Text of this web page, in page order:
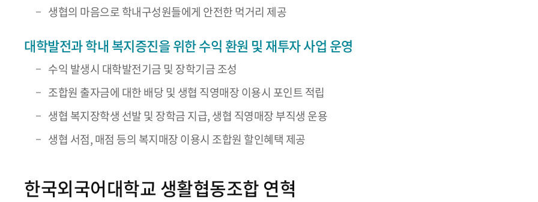
생협의 마음으로 학내구성원들에게 안전한 먹거리 제공
대학발전과 학내 복지증진을 위한 수익 환원 및 재투자 사업 운영
수익 발생시 대학발전기금 및 장학기금 조성
조합원 출자금에 대한 배당 및 생협 직영매장 이용시 포인트 적립
생협 복지장학생 선발 및 장학금 지급, 생협 직영매장 부직생 운용
생협 서점, 매점 등의 복지매장 이용시 조합원 할인혜택 제공
한국외국어대학교 생활협동조합 연혁